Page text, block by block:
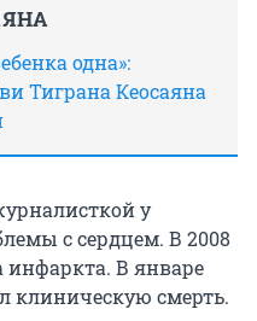
одна»:
Тиграна Кеосаяна
у
с сердцем. В 2008
инфаркта. В январе
клиническую смерть.